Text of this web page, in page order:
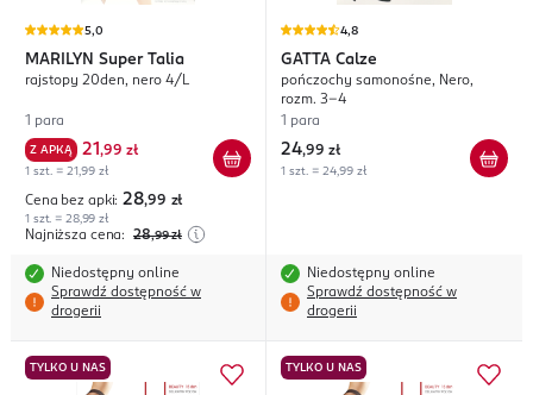
5,0
MARILYN Super Talia
rajstopy 20den, nero 4/L
1 para
Z APKĄ 21 ,99 zł
1 szt. = 21,99 zł
Cena bez apki: 28,99 zł
1 szt. = 28,99 zł
Najniższa cena: 28,99 zł
Niedostępny online
Sprawdź dostępność w
drogerii
4,8
GATTA Calze
pończochy samonośne, Nero,
rozm. 3-4
1 para
24,99 zł
1 szt. = 24,99 zł
Niedostępny online
Sprawdź dostępność w
drogerii
TYLKO U NAS TYLKO U NAS